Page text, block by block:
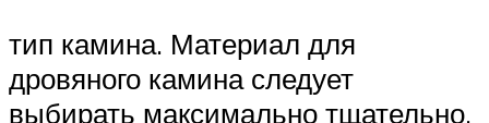
тип камина. Материал для
дровяного камина следует
выбирать максимально тщательно,